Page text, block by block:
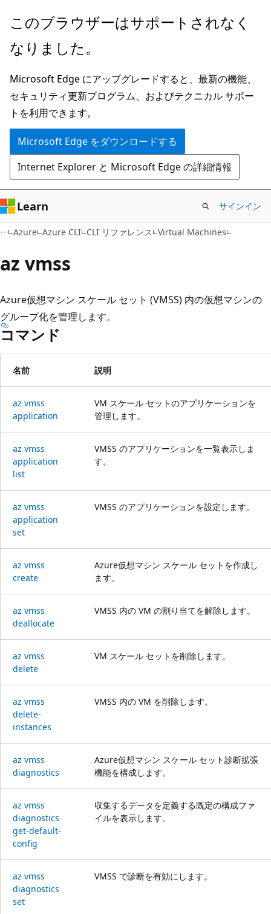
メ
ン
ン
テ
ン
ツ
に
ス
キ
ッ
プ
ペ
ジ
ナ
ビ
ゲ
ー
シ
ョ
ン
に
ス
キ
プ
このブラウザーはサポートされなく
なりました。
Microsoft Edge にアップグレードすると、最新の機能、
セキュリティ更新プログラム、およびテクニカル サポー
トを利用できます。
Microsoft Edge をダウンロードする
Internet Explorer と Microsoft Edge の詳細情報
Learn サインイン
Azure Azure CLI CLI リファレンス Virtual Machines
az vmss
Azure仮想マシン スケール セット (VMSS) 内の仮想マシンの
グループ化を管理します。
コマンド
名前 説明
az vmss
application
VM スケール セットのアプリケーションを
管理します。
az vmss
application
list
VMSS のアプリケーションを一覧表示しま
す。
az vmss
application
set
VMSS のアプリケーションを設定します。
az vmss
create
Azure仮想マシン スケール セットを作成し
ます。
az vmss
deallocate
VMSS 内の VM の割り当てを解除します。
az vmss
delete
VM スケール セットを削除します。
az vmss
delete-
instances
VMSS 内の VM を削除します。
az vmss
diagnostics
Azure仮想マシン スケール セット診断拡張
機能を構成します。
az vmss
diagnostics
get-default-
config
収集するデータを定義する既定の構成ファ
イルを表示します。
az vmss
diagnostics
set
VMSS で診断を有効にします。